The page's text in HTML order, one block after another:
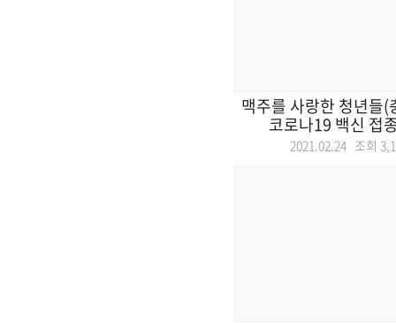
맥주를 사랑한 청년들
코로나19 백신 접
2021.02.24 조회